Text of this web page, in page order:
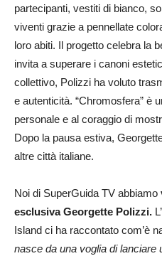
partecipanti, vestiti di bianco,
viventi grazie a pennellate
loro abiti. Il progetto celebra la
invita a superare i canoni
collettivo, Polizzi ha voluto
e autenticità. “Chromosfera” è
personale e al coraggio di
Dopo la pausa estiva,
altre città italiane.
Noi di SuperGuida TV abbiamo
esclusiva Georgette Polizzi.
Island ci ha raccontato com’è
nasce da una voglia di lanciare